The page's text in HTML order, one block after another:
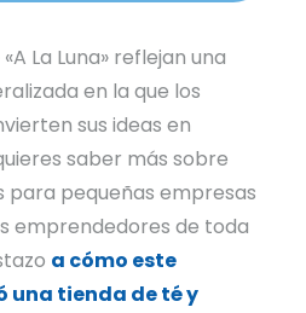
La Luna» reflejan una
en la que los
sus ideas en
saber más sobre
pequeñas empresas
emprendedores de toda
a cómo este
una tienda de té y